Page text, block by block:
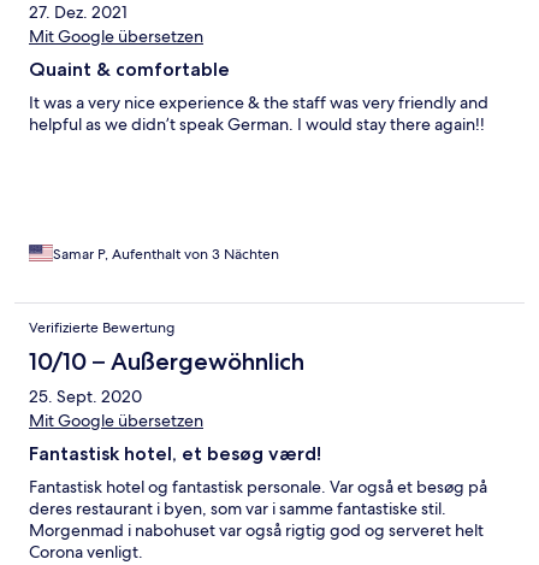
27. Dez. 2021
Mit Google übersetzen
Quaint & comfortable
It was a very nice experience & the staff was very friendly and
helpful as we didn’t speak German. I would stay there again!!
Samar P, Aufenthalt von 3 Nächten
Verifizierte Bewertung
10/10 – Außergewöhnlich
25. Sept. 2020
Mit Google übersetzen
Fantastisk hotel, et besøg værd!
Fantastisk hotel og fantastisk personale. Var også et besøg på
deres restaurant i byen, som var i samme fantastiske stil.
Morgenmad i nabohuset var også rigtig god og serveret helt
Corona venligt.